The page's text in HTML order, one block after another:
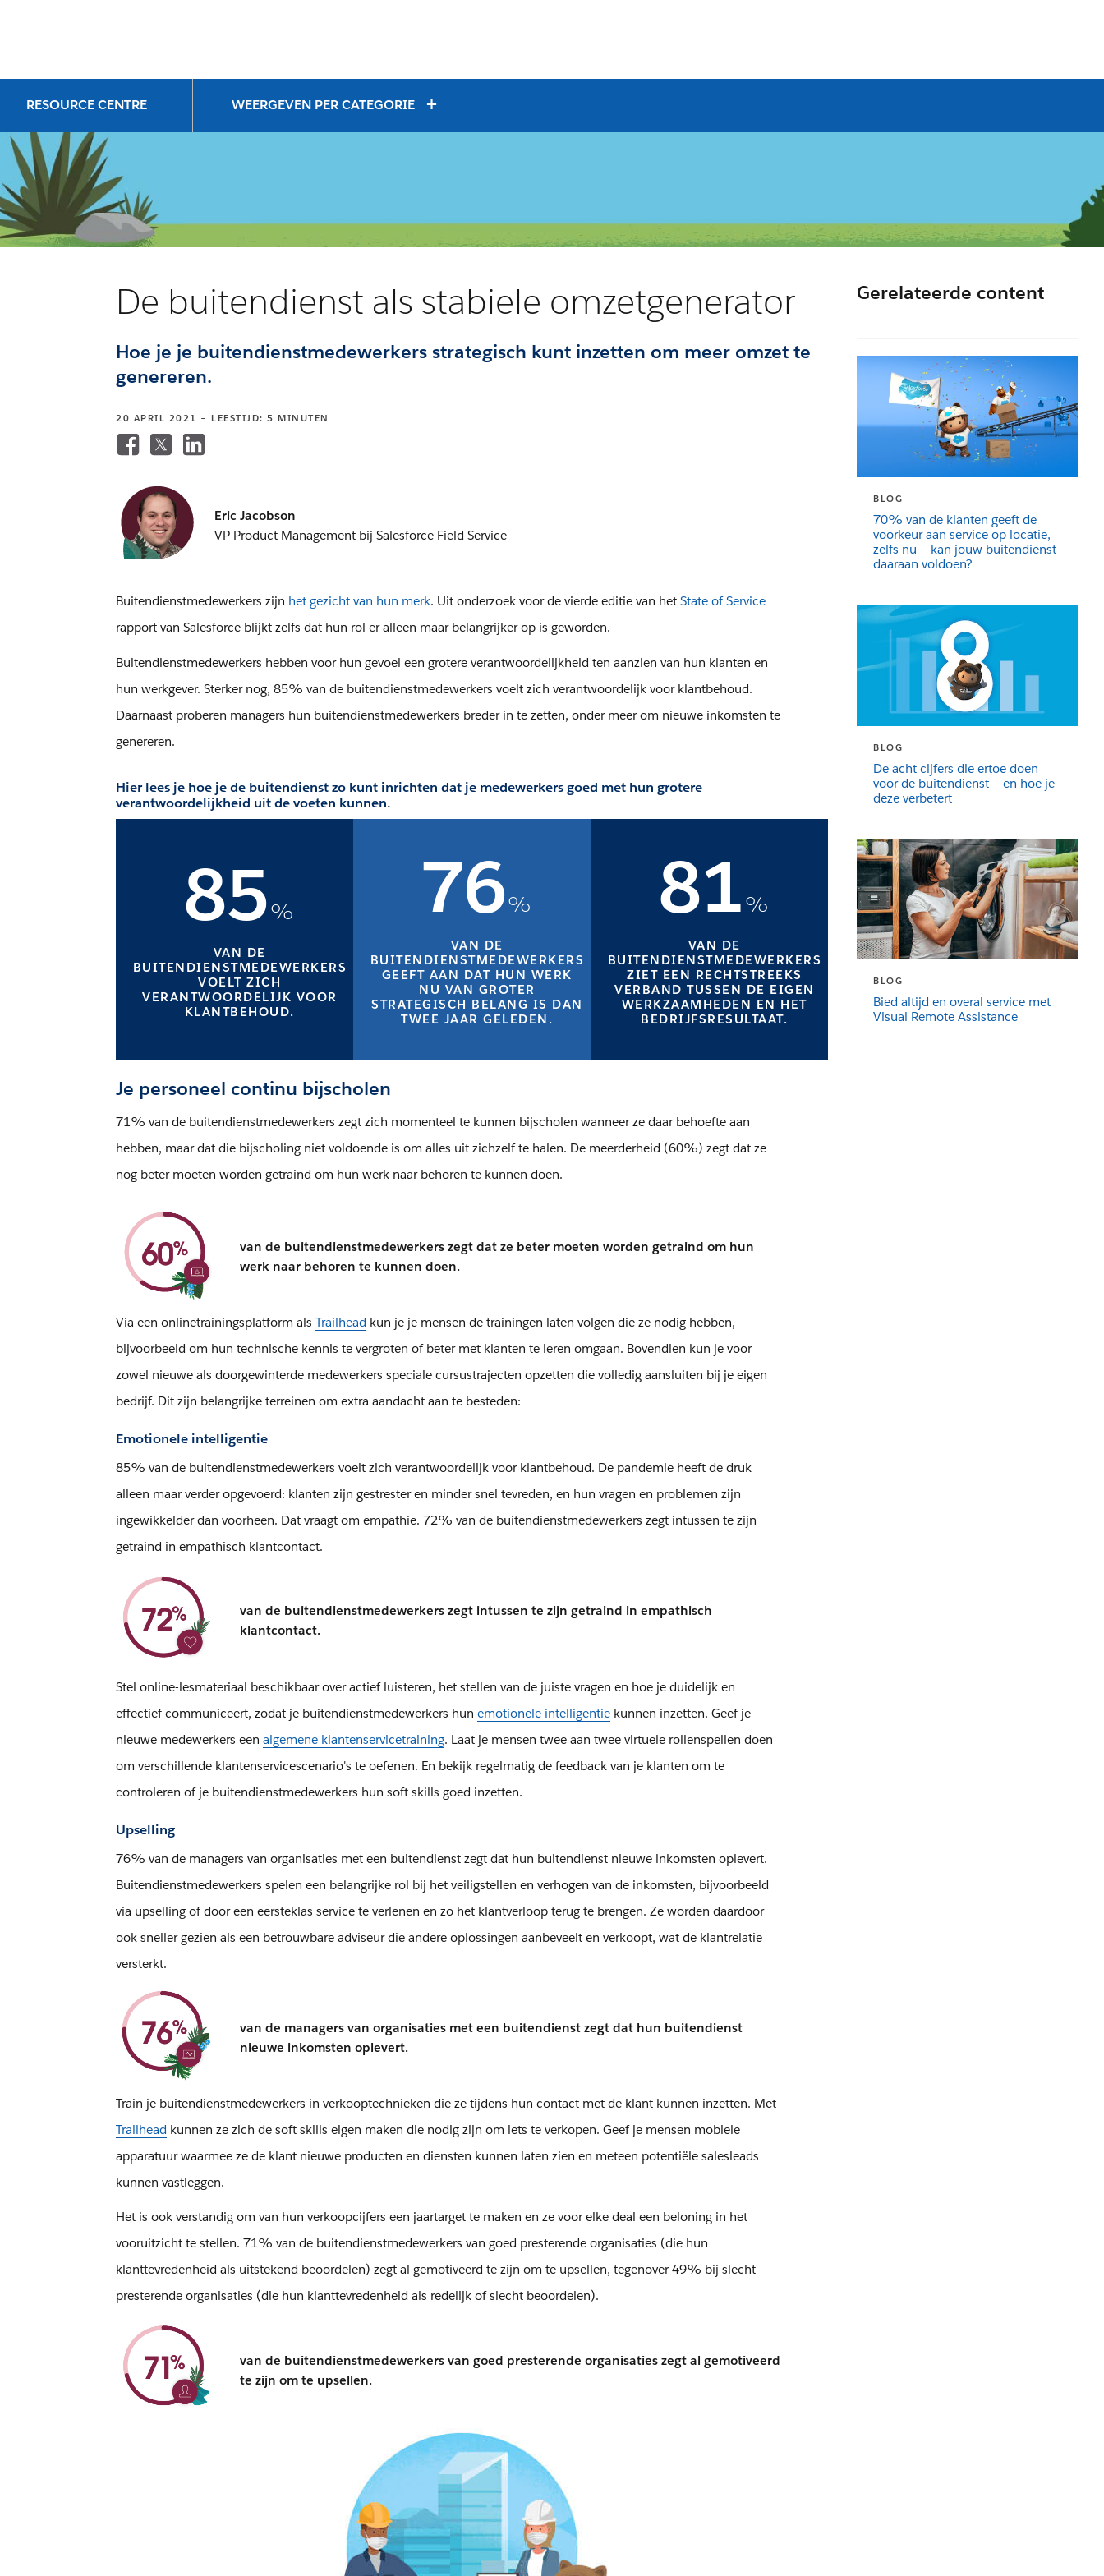
RESOURCE CENTRE WEERGEVEN PER CATEGORIE
De buitendienst als stabiele omzetgenerator
Hoe je je buitendienstmedewerkers strategisch kunt inzetten om meer omzet te
genereren.
20 APRIL 2021 – LEESTIJD: 5 MINUTEN
Eric Jacobson
VP Product Management bij Salesforce Field Service
Buitendienstmedewerkers zijn het gezicht van hun merk. Uit onderzoek voor de vierde editie van hetState of Service
rapport van Salesforce blijkt zelfs dat hun rol er alleen maar belangrijker op is geworden.
Buitendienstmedewerkers hebben voor hun gevoel een grotere verantwoordelijkheid ten aanzien van hun klanten en
hun werkgever. Sterker nog, 85% van de buitendienstmedewerkers voelt zich verantwoordelijk voor klantbehoud.
Daarnaast proberen managers hun buitendienstmedewerkers breder in te zetten, onder meer om nieuwe inkomsten te
genereren.
Hier lees je hoe je de buitendienst zo kunt inrichten dat je medewerkers goed met hun grotere
verantwoordelijkheid uit de voeten kunnen.
85%
VAN DE
BUITENDIENSTMEDEWERKERS
VOELT ZICH
VERANTWOORDELIJK VOOR
KLANTBEHOUD.
76%
VAN DE
BUITENDIENSTMEDEWERKERS
GEEFT AAN DAT HUN WERK
NU VAN GROTER
STRATEGISCH BELANG IS DAN
TWEE JAAR GELEDEN.
81%
VAN DE
BUITENDIENSTMEDEWERKERS
ZIET EEN RECHTSTREEKS
VERBAND TUSSEN DE EIGEN
WERKZAAMHEDEN EN HET
BEDRIJFSRESULTAAT.
Je personeel continu bijscholen
71% van de buitendienstmedewerkers zegt zich momenteel te kunnen bijscholen wanneer ze daar behoefte aan
hebben, maar dat die bijscholing niet voldoende is om alles uit zichzelf te halen. De meerderheid (60%) zegt dat ze
nog beter moeten worden getraind om hun werk naar behoren te kunnen doen.
van de buitendienstmedewerkers zegt dat ze beter moeten worden getraind om hun
werk naar behoren te kunnen doen.
Via een onlinetrainingsplatform alsTrailhead kun je je mensen de trainingen laten volgen die ze nodig hebben,
bijvoorbeeld om hun technische kennis te vergroten of beter met klanten te leren omgaan. Bovendien kun je voor
zowel nieuwe als doorgewinterde medewerkers speciale cursustrajecten opzetten die volledig aansluiten bij je eigen
bedrijf. Dit zijn belangrijke terreinen om extra aandacht aan te besteden:
Emotionele intelligentie
85% van de buitendienstmedewerkers voelt zich verantwoordelijk voor klantbehoud. De pandemie heeft de druk
alleen maar verder opgevoerd: klanten zijn gestrester en minder snel tevreden, en hun vragen en problemen zijn
ingewikkelder dan voorheen. Dat vraagt om empathie. 72% van de buitendienstmedewerkers zegt intussen te zijn
getraind in empathisch klantcontact.
van de buitendienstmedewerkers zegt intussen te zijn getraind in empathisch
klantcontact.
Stel online-lesmateriaal beschikbaar over actief luisteren, het stellen van de juiste vragen en hoe je duidelijk en
effectief communiceert, zodat je buitendienstmedewerkers hunemotionele intelligentie kunnen inzetten. Geef je
nieuwe medewerkers eenalgemene klantenservicetraining. Laat je mensen twee aan twee virtuele rollenspellen doen
om verschillende klantenservicescenario's te oefenen. En bekijk regelmatig de feedback van je klanten om te
controleren of je buitendienstmedewerkers hun soft skills goed inzetten.
Upselling
76% van de managers van organisaties met een buitendienst zegt dat hun buitendienst nieuwe inkomsten oplevert.
Buitendienstmedewerkers spelen een belangrijke rol bij het veiligstellen en verhogen van de inkomsten, bijvoorbeeld
via upselling of door een eersteklas service te verlenen en zo het klantverloop terug te brengen. Ze worden daardoor
ook sneller gezien als een betrouwbare adviseur die andere oplossingen aanbeveelt en verkoopt, wat de klantrelatie
versterkt.
van de managers van organisaties met een buitendienst zegt dat hun buitendienst
nieuwe inkomsten oplevert.
Train je buitendienstmedewerkers in verkooptechnieken die ze tijdens hun contact met de klant kunnen inzetten. Met
Trailhead kunnen ze zich de soft skills eigen maken die nodig zijn om iets te verkopen. Geef je mensen mobiele
apparatuur waarmee ze de klant nieuwe producten en diensten kunnen laten zien en meteen potentiële salesleads
kunnen vastleggen.
Het is ook verstandig om van hun verkoopcijfers een jaartarget te maken en ze voor elke deal een beloning in het
vooruitzicht te stellen. 71% van de buitendienstmedewerkers van goed presterende organisaties (die hun
klanttevredenheid als uitstekend beoordelen) zegt al gemotiveerd te zijn om te upsellen, tegenover 49% bij slecht
presterende organisaties (die hun klanttevredenheid als redelijk of slecht beoordelen).
van de buitendienstmedewerkers van goed presterende organisaties zegt al gemotiveerd
te zijn om te upsellen.
Gerelateerde content
BLOG
70% van de klanten geeft de
voorkeur aan service op locatie,
zelfs nu – kan jouw buitendienst
daaraan voldoen?
BLOG
De acht cijfers die ertoe doen
voor de buitendienst – en hoe je
deze verbetert
BLOG
Bied altijd en overal service met
Visual Remote Assistance